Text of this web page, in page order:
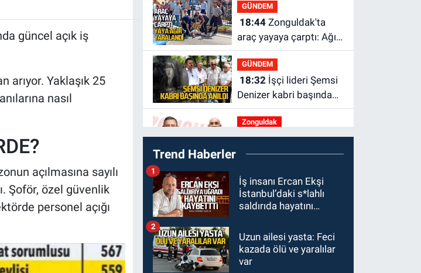
güncel açık iş
arıyor. Yaklaşık 25
nasıl
açılmasına sayılı
Şoför, özel güvenlik
personel açığı
Tedavi altındalar
GÜNDEM
18:44Zonguldak'ta
araç yayaya çarptı: Ağır
yaralanan yaya tedavi
altına alındı
GÜNDEM
18:32İşçi lideri Şemsi
Denizer kabri başında
anıldı
Zonguldak
16:39YENİ Parti
Zonguldak'ta Kurucu İl
oldu
SPOR
15:103. Lig 1. Grup’ta
program açıklandı
Zonguldak
14:44Zonguldak nefes
alamıyor. Hava kalitesi
Trend Haberler
İş insanı Ercan Ekşi
İstanbul’daki s*lahlı
saldırıda hayatını
1
Uzun ailesi yasta: Feci
kazada ölü ve yaralılar
var
2